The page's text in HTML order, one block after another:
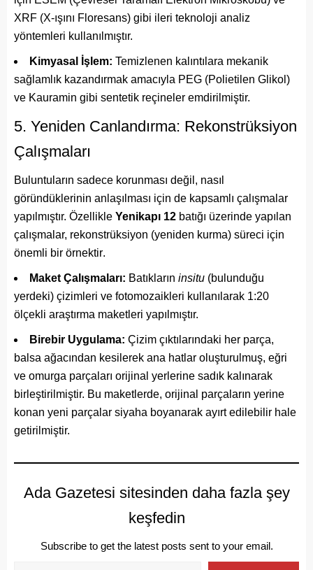
XRF (X-ışını Floresans) gibi ileri teknoloji analiz
yöntemleri kullanılmıştır.
Kimyasal İşlem: Temizlenen kalıntılara mekanik
sağlamlık kazandırmak amacıyla PEG (Polietilen Glikol)
ve Kauramin gibi sentetik reçineler emdirilmiştir.
5. Yeniden Canlandırma: Rekonstrüksiyon
Çalışmaları
Buluntuların sadece korunması değil, nasıl
göründüklerinin anlaşılması için de kapsamlı çalışmalar
yapılmıştır. Özellikle Yenikapı 12 batığı üzerinde yapılan
çalışmalar, rekonstrüksiyon (yeniden kurma) süreci için
önemli bir örnektir.
Maket Çalışmaları: Batıkların insitu (bulunduğu
yerdeki) çizimleri ve fotomozaikleri kullanılarak 1:20
ölçekli araştırma maketleri yapılmıştır.
Birebir Uygulama: Çizim çıktılarındaki her parça,
balsa ağacından kesilerek ana hatlar oluşturulmuş, eğri
ve omurga parçaları orijinal yerlerine sadık kalınarak
birleştirilmiştir. Bu maketlerde, orijinal parçaların yerine
konan yeni parçalar siyaha boyanarak ayırt edilebilir hale
getirilmiştir.
Ada Gazetesi sitesinden daha fazla şey
keşfedin
Subscribe to get the latest posts sent to your email.